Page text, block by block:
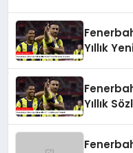
Yıllık
Yıllık